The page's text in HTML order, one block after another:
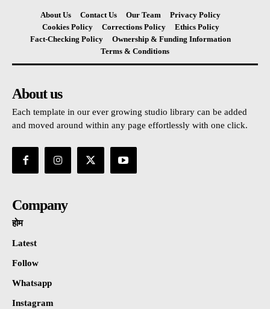
About Us Contact Us Our Team
Privacy Policy
Cookies Policy
Corrections Policy
Ethics Policy
Fact-Checking Policy
Ownership & Funding Information
Terms & Conditions
About us
Each template in our ever growing studio library can be added
and moved around within any page effortlessly with one click.
Company
होम
Latest
Follow
Whatsapp
Instagram